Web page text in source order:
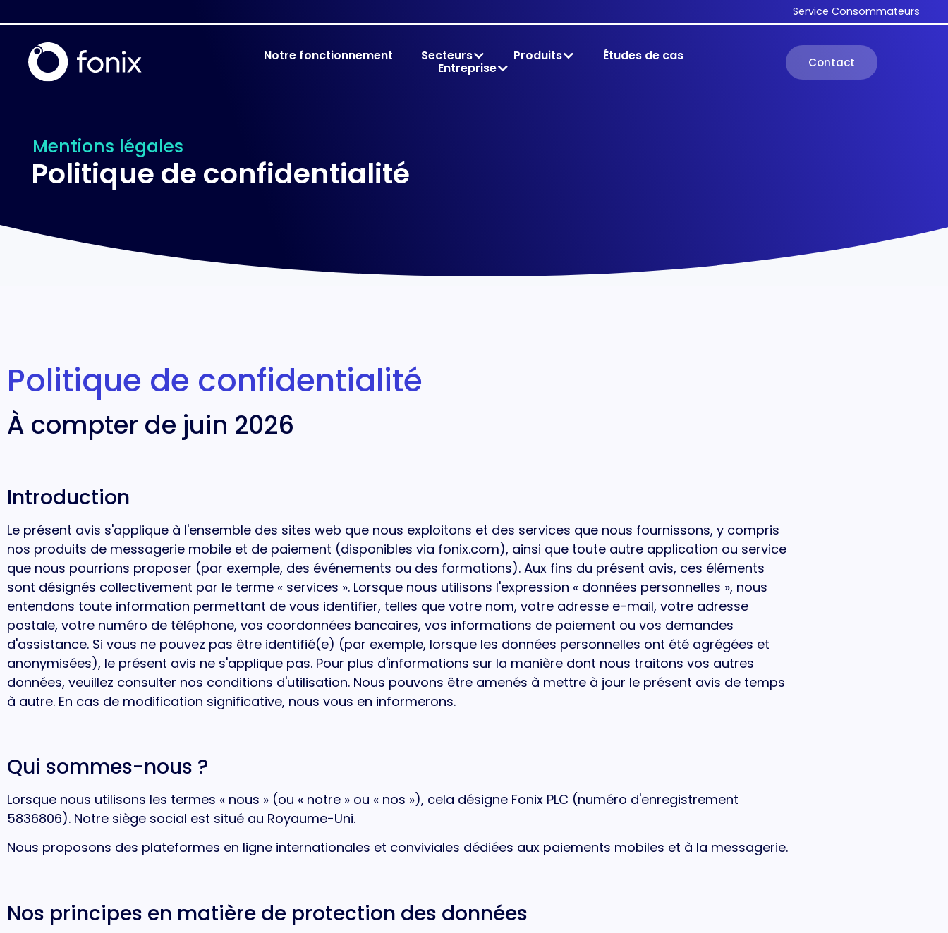
Service Consommateurs
Notre fonctionnement Secteurs Produits Études de cas
Entreprise Contact
Mentions légales
Politique de confidentialité
Politique de confidentialité
À compter de juin 2026
Introduction
Le présent avis s'applique à l'ensemble des sites web que nous exploitons et des services que nous fournissons, y compris
nos produits de messagerie mobile et de paiement (disponibles via fonix.com), ainsi que toute autre application ou service
que nous pourrions proposer (par exemple, des événements ou des formations). Aux fins du présent avis, ces éléments
sont désignés collectivement par le terme « services ». Lorsque nous utilisons l'expression « données personnelles », nous
entendons toute information permettant de vous identifier, telles que votre nom, votre adresse e-mail, votre adresse
postale, votre numéro de téléphone, vos coordonnées bancaires, vos informations de paiement ou vos demandes
d'assistance. Si vous ne pouvez pas être identifié(e) (par exemple, lorsque les données personnelles ont été agrégées et
anonymisées), le présent avis ne s'applique pas. Pour plus d'informations sur la manière dont nous traitons vos autres
données, veuillez consulter nos conditions d'utilisation. Nous pouvons être amenés à mettre à jour le présent avis de temps
à autre. En cas de modification significative, nous vous en informerons.
Qui sommes-nous ?
Lorsque nous utilisons les termes « nous » (ou « notre » ou « nos »), cela désigne Fonix PLC (numéro d'enregistrement
5836806). Notre siège social est situé au Royaume-Uni.
Nous proposons des plateformes en ligne internationales et conviviales dédiées aux paiements mobiles et à la messagerie.
Nos principes en matière de protection des données